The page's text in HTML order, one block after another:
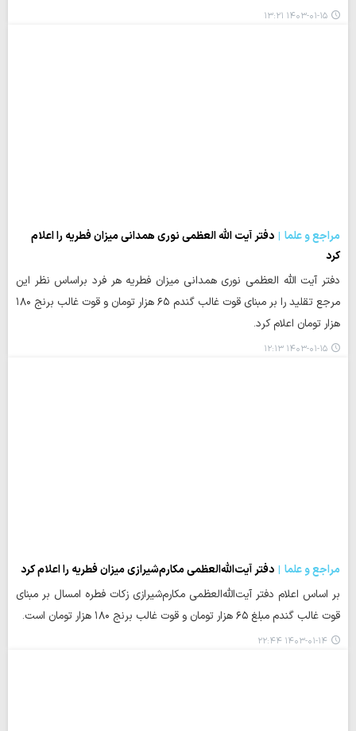
۱۴۰۳-۰۱-۱۵ ۱۳:۲۱
مراجع و علما
دفتر آیت الله العظمی نوری همدانی میزان فطریه را اعلام
کرد
دفتر آیت الله العظمی نوری همدانی میزان فطریه هر فرد براساس نظر این
مرجع تقلید را بر مبنای قوت غالب گندم ۶۵ هزار تومان و قوت غالب برنج ۱۸۰
هزار تومان اعلام کرد.
۱۴۰۳-۰۱-۱۵ ۱۲:۱۳
مراجع و علما
دفتر آیت‌الله‌العظمی مکارم‌شیرازی میزان فطریه را اعلام کرد
بر اساس اعلام دفتر آیت‌الله‌العظمی مکارم‌شیرازی زکات فطره امسال بر مبنای
قوت غالب گندم مبلغ ۶۵ هزار تومان و قوت غالب برنج ۱۸۰ هزار تومان است.
۱۴۰۳-۰۱-۱۴ ۲۲:۴۴